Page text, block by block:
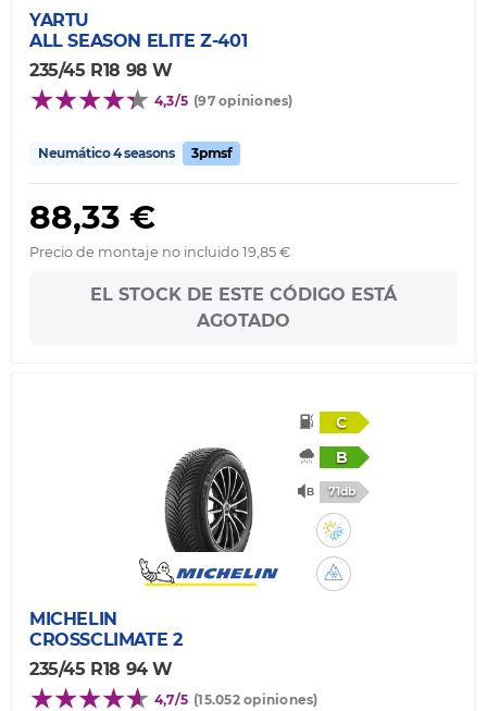
YARTU
ALL SEASON ELITE Z-401
235/45 R18 98 W
4,3/5 (97 opiniones)
Neumático 4 seasons 3pmsf
88,33 €
Precio de montaje no incluido 19,85 €
EL STOCK DE ESTE CÓDIGO ESTÁ
AGOTADO
C
B
71db
MICHELIN
CROSSCLIMATE 2
235/45 R18 94 W
4,7/5 (15.052 opiniones)